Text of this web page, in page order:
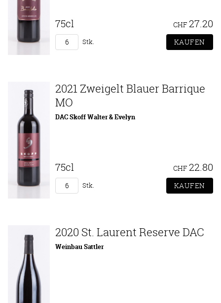
75cl CHF 27.20
Stk.
2021 Zweigelt Blauer Barrique
MO
DAC Skoff Walter & Evelyn
75cl CHF 22.80
Stk.
2020 St. Laurent Reserve DAC
Weinbau Sattler